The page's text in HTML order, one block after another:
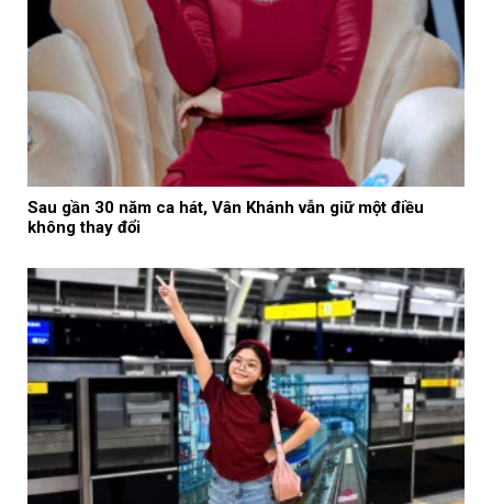
Sau gần 30 năm ca hát, Vân Khánh vẫn giữ một điều
không thay đổi